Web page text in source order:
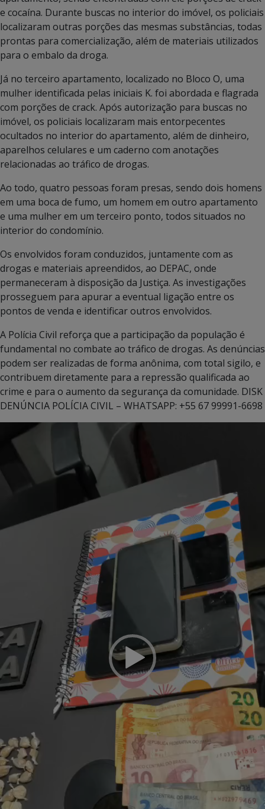
e cocaína. Durante buscas no interior do imóvel, os policiais
localizaram outras porções das mesmas substâncias, todas
prontas para comercialização, além de materiais utilizados
para o embalo da droga.
Já no terceiro apartamento, localizado no Bloco O, uma
mulher identificada pelas iniciais K. foi abordada e flagrada
com porções de crack. Após autorização para buscas no
imóvel, os policiais localizaram mais entorpecentes
ocultados no interior do apartamento, além de dinheiro,
aparelhos celulares e um caderno com anotações
relacionadas ao tráfico de drogas.
Ao todo, quatro pessoas foram presas, sendo dois homens
em uma boca de fumo, um homem em outro apartamento
e uma mulher em um terceiro ponto, todos situados no
interior do condomínio.
Os envolvidos foram conduzidos, juntamente com as
drogas e materiais apreendidos, ao DEPAC, onde
permaneceram à disposição da Justiça. As investigações
prosseguem para apurar a eventual ligação entre os
pontos de venda e identificar outros envolvidos.
A Polícia Civil reforça que a participação da população é
fundamental no combate ao tráfico de drogas. As denúncias
podem ser realizadas de forma anônima, com total sigilo, e
contribuem diretamente para a repressão qualificada ao
crime e para o aumento da segurança da comunidade. DISK
DENÚNCIA POLÍCIA CIVIL – WHATSAPP: +55 67 99991-6698
Tocador
vídeo